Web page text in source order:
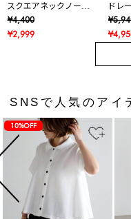
スクエアネックノース
リブラウス
¥4,400
¥2,999
ドレ
ウス
SNSで人気のアイ
10%OFF